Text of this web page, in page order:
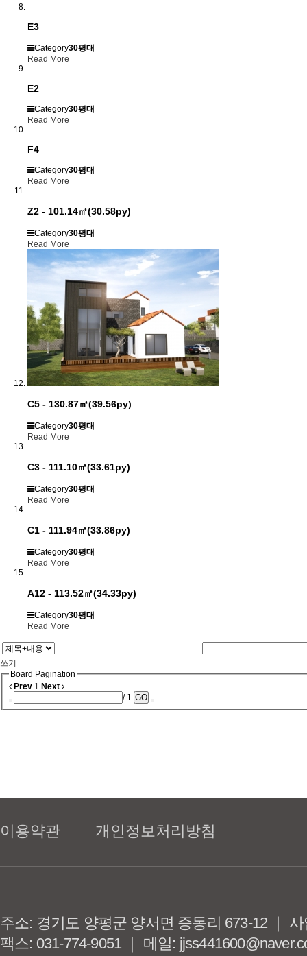
E3
Category30평대
Read More
E2
Category30평대
Read More
F4
Category30평대
Read More
Z2 - 101.14㎡(30.58py)
Category30평대
Read More
C5 - 130.87㎡(39.56py)
Category30평대
Read More
C3 - 111.10㎡(33.61py)
Category30평대
Read More
C1 - 111.94㎡(33.86py)
Category30평대
Read More
A12 - 113.52㎡(34.33py)
Category30평대
Read More
쓰기
Board Pagination
Prev 1 Next
/ 1 GO
이용약관 개인정보처리방침
주소: 경기도 양평군 양서면 증동리 673-12 ｜
팩스: 031-774-9051 ｜ 메일: